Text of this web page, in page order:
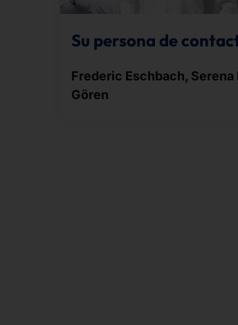
Su persona de
Frederic Eschbach, Serena
Gören